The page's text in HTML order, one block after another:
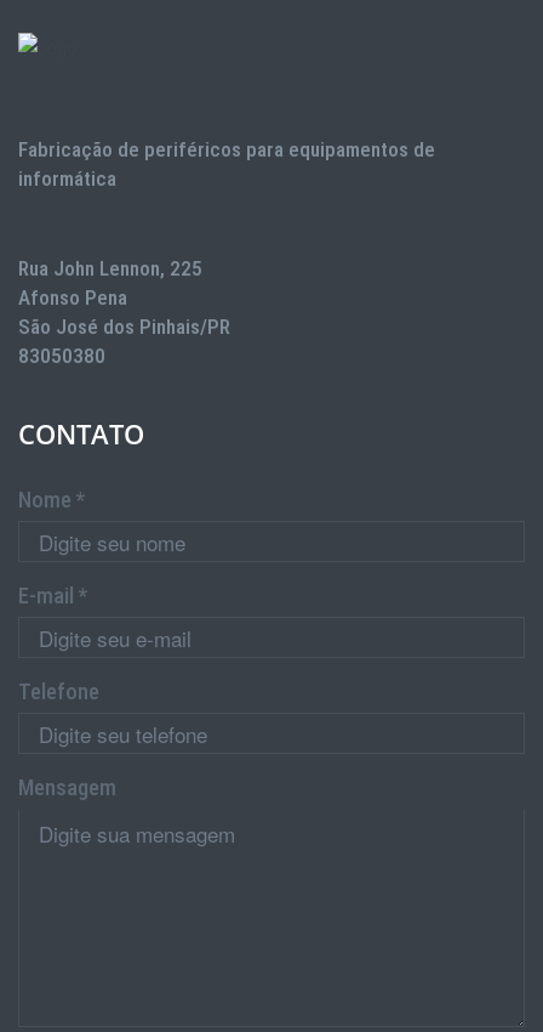
Fabricação de periféricos para equipamentos de
informática
Rua John Lennon, 225
Afonso Pena
São José dos Pinhais/PR
83050380
CONTATO
Nome *
E-mail *
Telefone
Mensagem